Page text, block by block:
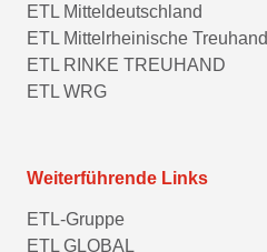
ETL Mitteldeutschland
ETL Mittelrheinische Treuhand
ETL RINKE TREUHAND
ETL WRG
Weiterführende Links
ETL-Gruppe
ETL GLOBAL